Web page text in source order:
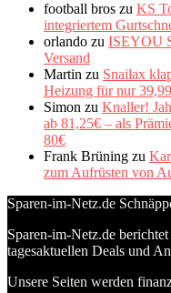
football bros zu KS
integriertem
orlando zu ISEYOU
Versand
Martin zu Snailax
Heizung für nur
Simon zu Knaller!
ab 81,25€ – als
80€
Frank Brüning zu
zum Aufrüsten von
Sparen-im-Netz.de
Sparen-im-Netz.de
tagesaktuellen Deals und
Unsere Seiten werden